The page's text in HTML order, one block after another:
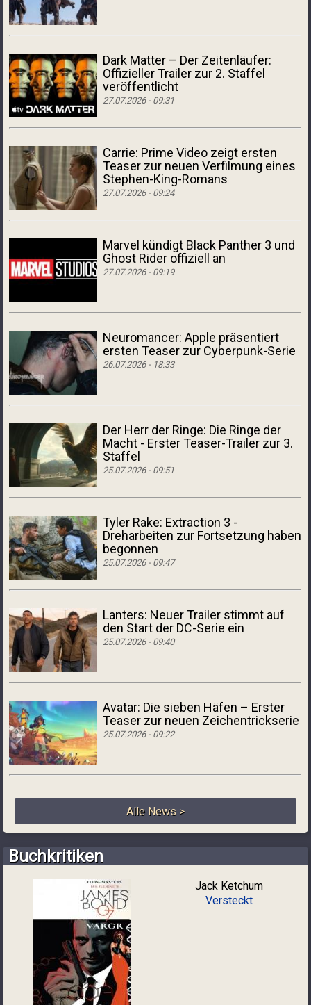
Dark Matter – Der Zeitenläufer:
Offizieller Trailer zur 2. Staffel
veröffentlicht
27.07.2026 - 09:31
Carrie: Prime Video zeigt ersten
Teaser zur neuen Verfilmung eines
Stephen-King-Romans
27.07.2026 - 09:24
Marvel kündigt Black Panther 3 und
Ghost Rider offiziell an
27.07.2026 - 09:19
Neuromancer: Apple präsentiert
ersten Teaser zur Cyberpunk-Serie
26.07.2026 - 18:33
Der Herr der Ringe: Die Ringe der
Macht - Erster Teaser-Trailer zur 3.
Staffel
25.07.2026 - 09:51
Tyler Rake: Extraction 3 -
Dreharbeiten zur Fortsetzung haben
begonnen
25.07.2026 - 09:47
Lanters: Neuer Trailer stimmt auf
den Start der DC-Serie ein
25.07.2026 - 09:40
Avatar: Die sieben Häfen – Erster
Teaser zur neuen Zeichentrickserie
25.07.2026 - 09:22
Alle News >
Buchkritiken
Jack Ketchum
Versteckt